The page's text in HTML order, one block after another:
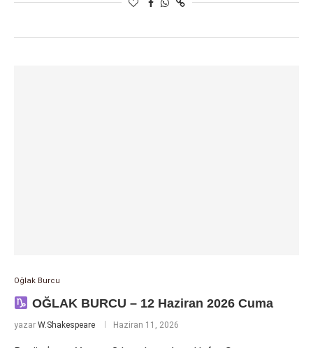
Oğlak Burcu
OĞLAK BURCU – 12 Haziran 2026 Cuma
yazar W.Shakespeare Haziran 11, 2026